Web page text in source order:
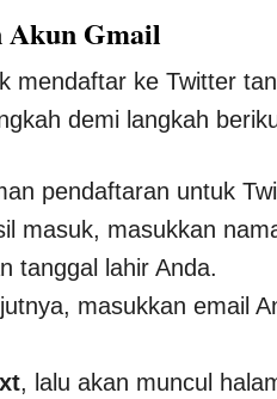
Akun Gmail
mendaftar ke Twitter
demi langkah
pendaftaran untuk
masuk, masukkan
tanggal lahir Anda.
masukkan email
, lalu akan muncul